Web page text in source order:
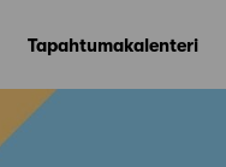
Tapahtumakalenteri